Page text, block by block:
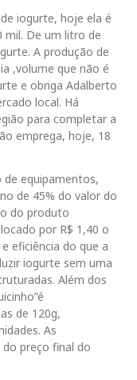
iogurte, hoje ela é
mil. De um litro de
A produção de
,volume que não é
e obriga Adalberto
local. Há
para completar a
emprega, hoje, 18
equipamentos,
de 45% do valor do
do produto
por R$ 1,40 o
eficiência do que a
iogurte sem uma
Além dos
de 120g,
As
preço final do